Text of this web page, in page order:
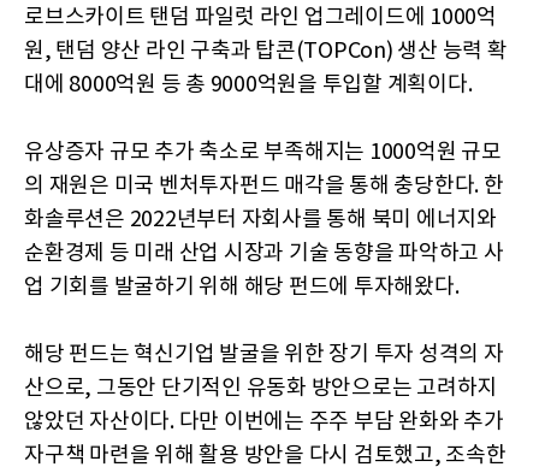
로브스카이트 탠덤 파일럿 라인 업그레이드에 1000억
원, 탠덤 양산 라인 구축과 탑콘(TOPCon) 생산 능력 확
대에 8000억원 등 총 9000억원을 투입할 계획이다.
유상증자 규모 추가 축소로 부족해지는 1000억원 규모
의 재원은 미국 벤처투자펀드 매각을 통해 충당한다. 한
화솔루션은 2022년부터 자회사를 통해 북미 에너지와
순환경제 등 미래 산업 시장과 기술 동향을 파악하고 사
업 기회를 발굴하기 위해 해당 펀드에 투자해왔다.
해당 펀드는 혁신기업 발굴을 위한 장기 투자 성격의 자
산으로, 그동안 단기적인 유동화 방안으로는 고려하지
않았던 자산이다. 다만 이번에는 주주 부담 완화와 추가
자구책 마련을 위해 활용 방안을 다시 검토했고, 조속한